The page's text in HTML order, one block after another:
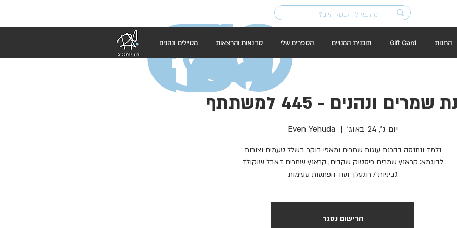
החנות Gift Card תוכנית המנויים הספרים שלי סדנאות והרצאות מטיילים ונהנים
ונהנים - 445 למשתתף
יום ג׳, 24 באוג׳
  |
Even Yehuda
גביניות / רוגעלך ועוד הפתעות טעימות
הרישום נסגר